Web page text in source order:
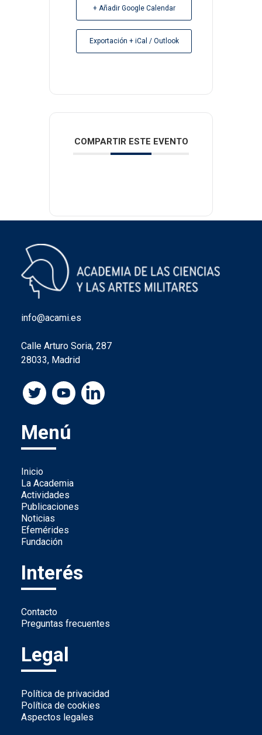
+ Añadir Google Calendar
Exportación + iCal / Outlook
COMPARTIR ESTE EVENTO
info@acami.es
Calle Arturo Soria, 287
28033, Madrid
Menú
Inicio
La Academia
Actividades
Publicaciones
Noticias
Efemérides
Fundación
Interés
Contacto
Preguntas frecuentes
Legal
Política de privacidad
Política de cookies
Aspectos legales